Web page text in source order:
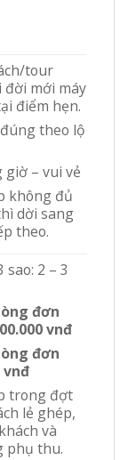
tour
đời mới máy
điểm hẹn.
theo lộ
– vui vẻ
đủ
dời sang
theo.
2 – 3
đơn
vnđ
đơn
vnđ
đợt
lẻ ghép,
và
phụ thu.